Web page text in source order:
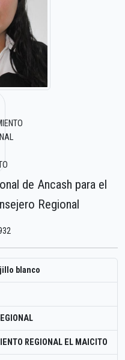
de Ancash para el
Regional
blanco
REGIONAL EL MAICITO